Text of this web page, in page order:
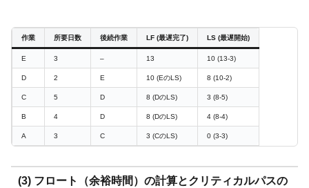
作業 所要日数 後続作業 LF (最遅完了) LS (最遅開始)
E 3 – 13 10 (13-3)
D 2 E 10 (EのLS) 8 (10-2)
C 5 D 8 (DのLS) 3 (8-5)
B 4 D 8 (DのLS) 4 (8-4)
A 3 C 3 (CのLS) 0 (3-3)
(3) フロート（余裕時間）の計算とクリティカルパスの